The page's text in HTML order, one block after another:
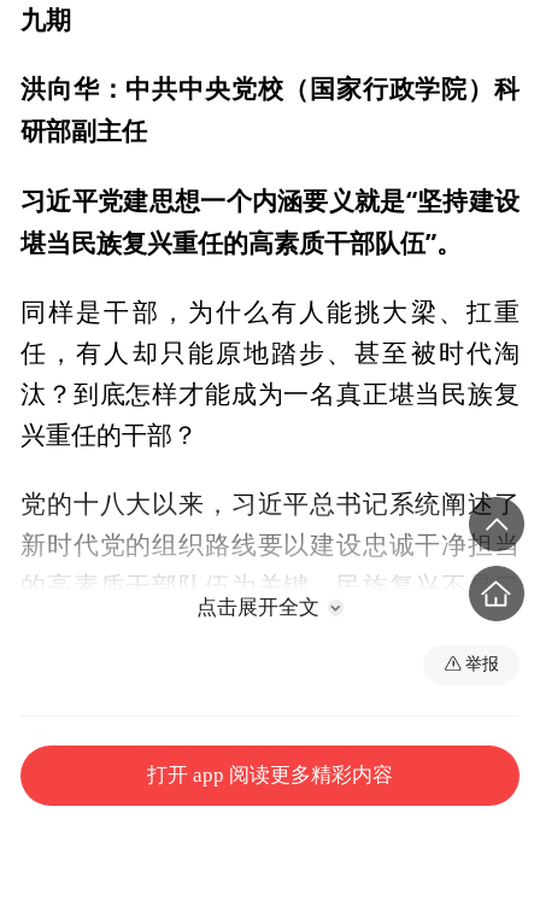
九期
洪向华：中共中央党校（国家行政学院）科
研部副主任
习近平党建思想一个内涵要义就是“坚持建设
堪当民族复兴重任的高素质干部队伍”。
同样是干部，为什么有人能挑大梁、扛重
任，有人却只能原地踏步、甚至被时代淘
汰？到底怎样才能成为一名真正堪当民族复
兴重任的干部？
党的十八大以来，习近平总书记系统阐述了
新时代党的组织路线要以建设忠诚干净担当
的高素质干部队伍为关键。民族复兴不是口
号，是一步一步干出来的。能扛起这份重任
的干部，必须政治过硬、本领高强、作风扎
第一，铸牢忠诚之魂，把准政治方向。
对党
点击展开全文
举报
打开 app 阅读更多精彩内容